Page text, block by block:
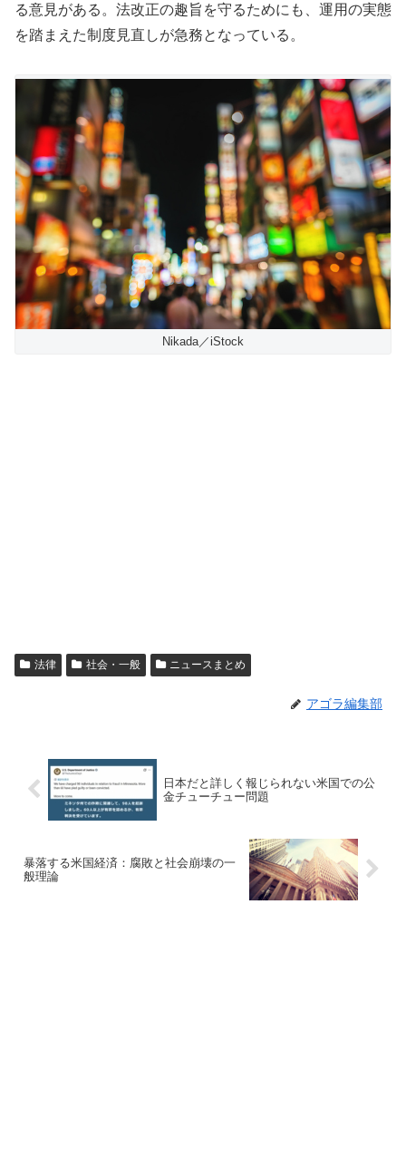
る意見がある。法改正の趣旨を守るためにも、運用の実態
を踏まえた制度見直しが急務となっている。
Nikada／iStock
法律 社会・一般 ニュースまとめ
アゴラ編集部
日本だと詳しく報じられない米国での公
金チューチュー問題
暴落する米国経済：腐敗と社会崩壊の一
般理論